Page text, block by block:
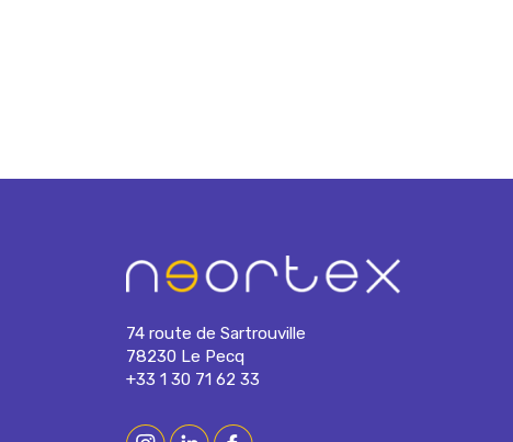
74 route de Sartrouville
78230 Le Pecq
+33 1 30 71 62 33